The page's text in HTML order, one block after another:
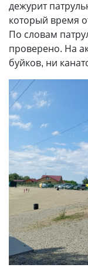
дежурит
который время
По словам
проверено. На
буйков, ни